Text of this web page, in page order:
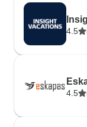
4.5
4.5